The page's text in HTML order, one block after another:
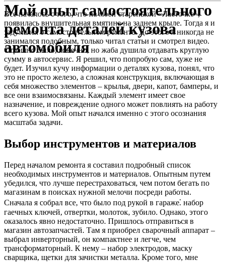
Мой опыт самостоятельного
ремонта деталей кузова
автомобиля
Все началось с того, что на моей старенькой «Ласточке»,
появилась внушительная вмятина на заднем крыле. Тогда я и
задумался о самостоятельном ремонте. До этого я никогда не
занимался подобным, только читал статьи и смотрел видео.
Страшно было, конечно, но жаба душила отдавать круглую
сумму в автосервис. Я решил, что попробую сам, хуже не
будет. Изучил кучу информации о деталях кузова, понял, что
это не просто железо, а сложная конструкция, включающая в
себя множество элементов – крылья, двери, капот, бамперы, и
все они взаимосвязаны. Каждый элемент имеет свое
назначение, и повреждение одного может повлиять на работу
всего кузова. Мой опыт начался именно с этого осознания
масштаба задачи.
Выбор инструментов и материалов
Перед началом ремонта я составил подробный список
необходимых инструментов и материалов. Опытным путем
убедился, что лучше перестраховаться, чем потом бегать по
магазинам в поисках нужной мелочи посреди работы.
Сначала я собрал все, что было под рукой в гараже⁚ набор
гаечных ключей, отвертки, молоток, зубило. Однако, этого
оказалось явно недостаточно. Пришлось отправиться в
магазин автозапчастей. Там я приобрел сварочный аппарат –
выбрал инверторный, он компактнее и легче, чем
трансформаторный. К нему – набор электродов, маску
сварщика, щетки для зачистки металла. Кроме того, мне